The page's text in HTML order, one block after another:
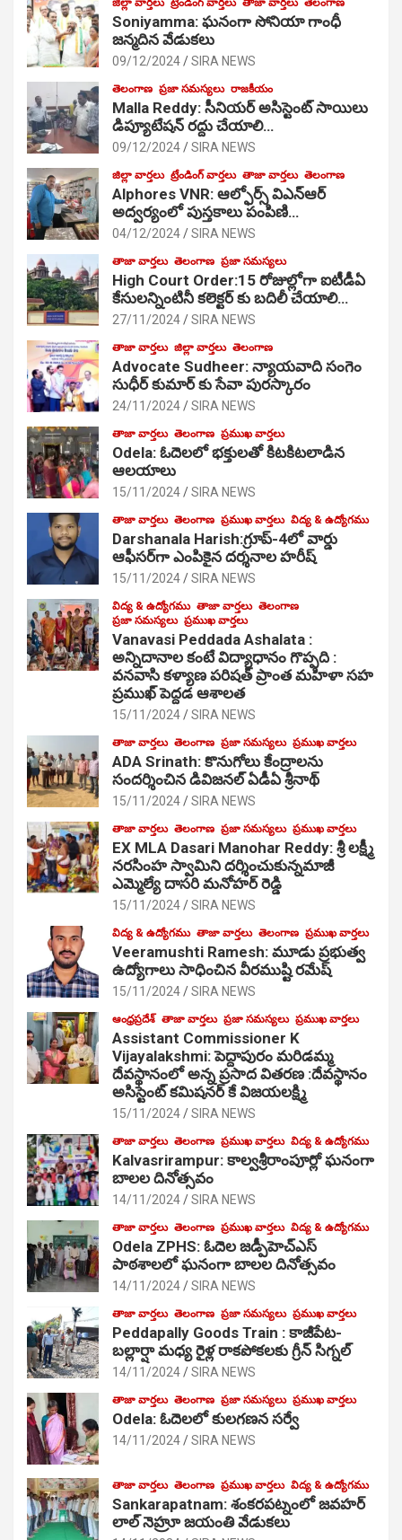
Soniyamma: ఘ‌నంగా సోనియా గాంధీ
జ‌న్మ‌దిన వేడుక‌లు
09/12/2024 SIRA NEWS
తెలంగాణ ప్రజా సమస్యలు రాజకీయం
Malla Reddy: సీనియర్ అసిస్టెంట్ సాయిలు
డిప్యూటేషన్ రద్దు చేయాలి…
09/12/2024 SIRA NEWS
జిల్లా వార్తలు ట్రేండింగ్ వార్తలు తాజా వార్తలు తెలంగాణ
Alphores VNR: ఆల్ఫోర్స్ విఎన్ఆర్
అద్వర్యంలో పుస్తకాలు పంపిణి…
04/12/2024 SIRA NEWS
తాజా వార్తలు తెలంగాణ ప్రజా సమస్యలు
High Court Order:15 రోజుల్లోగా ఐటీడీఏ
కేసులన్నింటినీ కలెక్టర్ కు బదిలీ చేయాలి…
27/11/2024 SIRA NEWS
తాజా వార్తలు జిల్లా వార్తలు తెలంగాణ
Advocate Sudheer: న్యాయవాది సంగెం
సుధీర్ కుమార్ కు సేవా పురస్కారం
24/11/2024 SIRA NEWS
తాజా వార్తలు తెలంగాణ ప్రముఖ వార్తలు
Odela: ఓదెల‌లో భక్తులతో కిటకిటలాడిన
ఆల‌యాలు
15/11/2024 SIRA NEWS
తాజా వార్తలు తెలంగాణ ప్రముఖ వార్తలు విద్య & ఉద్యోగము
Darshanala Harish:గ్రూప్-4లో వార్డు
ఆఫీసర్‌గా ఎంపికైన దర్శనాల హరీష్
15/11/2024 SIRA NEWS
విద్య & ఉద్యోగము తాజా వార్తలు తెలంగాణ
ప్రజా సమస్యలు ప్రముఖ వార్తలు
Vanavasi Peddada Ashalata :
అన్నిదానాల కంటే విద్యాధానం గొప్పది :
వనవాసి కళ్యాణ పరిషత్ ప్రాంత మహిళా సహ
ప్రముఖ్ పెద్దడ ఆశాలత
15/11/2024 SIRA NEWS
తాజా వార్తలు తెలంగాణ ప్రజా సమస్యలు ప్రముఖ వార్తలు
ADA Srinath: కొనుగోలు కేంద్రాల‌ను
సంద‌ర్శించిన డివిజనల్ ఏడీఏ శ్రీనాథ్
15/11/2024 SIRA NEWS
తాజా వార్తలు తెలంగాణ ప్రజా సమస్యలు ప్రముఖ వార్తలు
EX MLA Dasari Manohar Reddy: శ్రీ లక్ష్మీ
నరసింహ స్వామిని దర్శించుకున్నమాజీ
ఎమ్మెల్యే దాసరి మనోహర్ రెడ్డి
15/11/2024 SIRA NEWS
విద్య & ఉద్యోగము తాజా వార్తలు తెలంగాణ ప్రముఖ వార్తలు
Veeramushti Ramesh: మూడు ప్రభుత్వ
ఉద్యోగాలు సాధించిన వీరముష్టి రమేష్
15/11/2024 SIRA NEWS
ఆంధ్రప్రదేశ్ తాజా వార్తలు ప్రజా సమస్యలు ప్రముఖ వార్తలు
Assistant Commissioner K
Vijayalakshmi: పెద్దాపురం మరిడమ్మ
దేవస్థానంలో అన్న ప్రసాద వితరణ :దేవస్థానం
అసిస్టెంట్ కమిషనర్ కే విజయలక్ష్మి
15/11/2024 SIRA NEWS
తాజా వార్తలు తెలంగాణ ప్రముఖ వార్తలు విద్య & ఉద్యోగము
Kalvasrirampur: కాల్వశ్రీరాంపూర్లో ఘనంగా
బాలల దినోత్సవం
14/11/2024 SIRA NEWS
తాజా వార్తలు తెలంగాణ ప్రముఖ వార్తలు విద్య & ఉద్యోగము
Odela ZPHS: ఓదెల జ‌డ్పీహెచ్ఎస్
పాఠ‌శాల‌లో ఘనంగా బాలల దినోత్సవం
14/11/2024 SIRA NEWS
తాజా వార్తలు తెలంగాణ ప్రజా సమస్యలు ప్రముఖ వార్తలు
Peddapally Goods Train : కాజీపేట-
బల్లార్షా మధ్య రైళ్ల రాకపోకలకు గ్రీన్ సిగ్నల్
14/11/2024 SIRA NEWS
తాజా వార్తలు తెలంగాణ ప్రజా సమస్యలు ప్రముఖ వార్తలు
Odela: ఓదెలలో కులగణన సర్వే
14/11/2024 SIRA NEWS
తాజా వార్తలు తెలంగాణ ప్రముఖ వార్తలు విద్య & ఉద్యోగము
Sankarapatnam: శంకరపట్నంలో జవహర్
లాల్ నెహ్రూ జయంతి వేడుకలు